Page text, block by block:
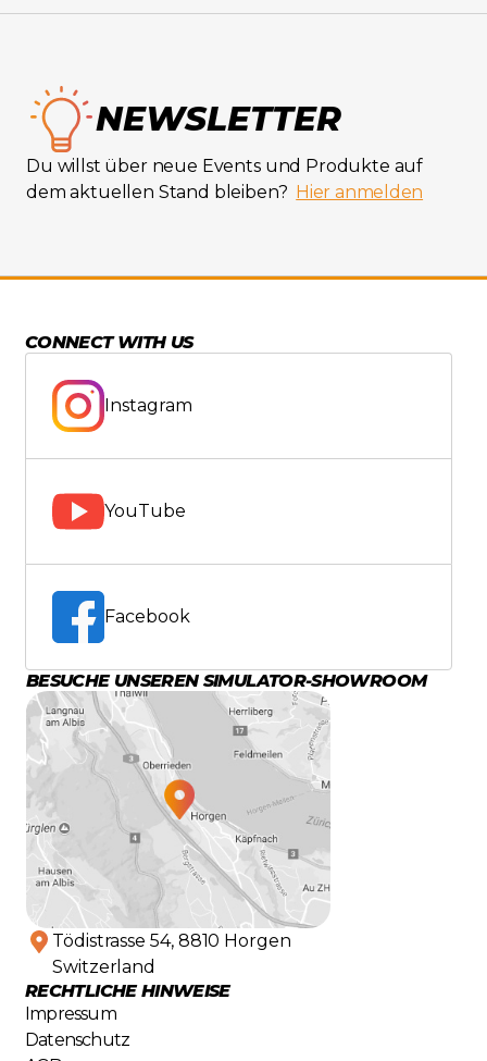
NEWSLETTER
Du willst über neue Events und Produkte auf
dem aktuellen Stand bleiben? Hier anmelden
CONNECT WITH US
Instagram
YouTube
Facebook
BESUCHE UNSEREN SIMULATOR-SHOWROOM
Tödistrasse 54, 8810 Horgen
Switzerland
RECHTLICHE HINWEISE
Impressum
Datenschutz